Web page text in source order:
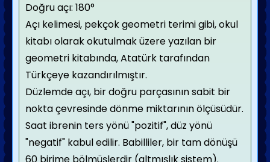
Doğru açı: 180°
Açı kelimesi, pekçok geometri terimi gibi, okul
kitabı olarak okutulmak üzere yazılan bir
geometri kitabında, Atatürk tarafından
Türkçeye kazandırılmıştır.
Düzlemde açı, bir doğru parçasının sabit bir
nokta çevresinde dönme miktarının ölçüsüdür.
Saat ibrenin ters yönü "pozitif", düz yönü
"negatif" kabul edilir. Babilliler, bir tam dönüşü